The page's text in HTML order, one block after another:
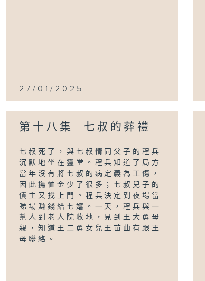
27/01/2025
第十八集: 七叔的葬禮
七叔死了，與七叔情同父子的程兵
沉默地坐在靈堂。程兵知道了局方
當年沒有將七叔的病定義為工傷，
因此撫恤金少了很多；七叔兒子的
債主又找上門。程兵決定到夜場當
睇場賺錢給七嬸。一天，程兵與一
幫人到老人院收地，見到王大勇母
親，知道王二勇女兒王苗曲有跟王
母聯絡。